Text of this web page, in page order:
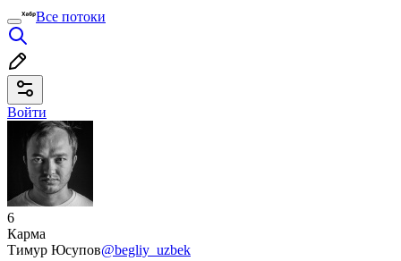
Все потоки
Войти
6
Карма
Тимур Юсупов@begliy_uzbek